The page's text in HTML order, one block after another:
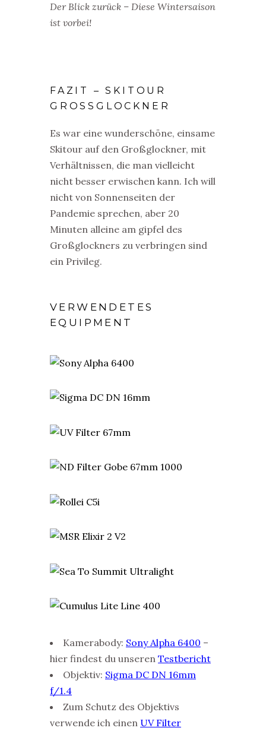
Der Blick zurück – Diese Wintersaison
ist vorbei!
FAZIT – SKITOUR
GROSSGLOCKNER
Es war eine wunderschöne, einsame
Skitour auf den Großglockner, mit
Verhältnissen, die man vielleicht
nicht besser erwischen kann. Ich will
nicht von Sonnenseiten der
Pandemie sprechen, aber 20
Minuten alleine am gipfel des
Großglockners zu verbringen sind
ein Privileg.
VERWENDETES
EQUIPMENT
Kamerabody: Sony Alpha 6400 –
hier findest du unseren Testbericht
Objektiv: Sigma DC DN 16mm
f/1.4
Zum Schutz des Objektivs
verwende ich einen UV Filter